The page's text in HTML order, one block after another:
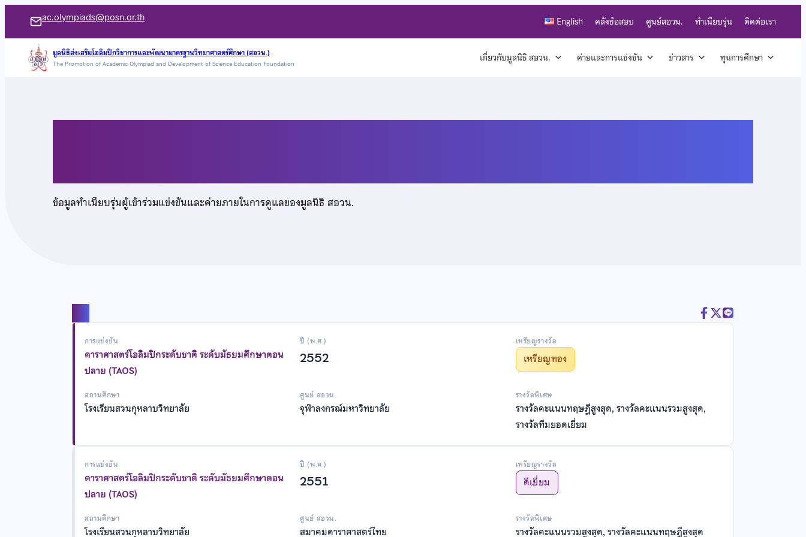
เนื้อหา
ac.olympiads@posn.or.th English คลังข้อสอบ ศูนย์สอวน. ทำเนียบรุ่น ติดต่อเรา
มูลนิธิส่งเสริมโอลิมปิกวิชาการและพัฒนามาตรฐานวิทยาศาสตร์ศึกษา (สอวน.)
The Promotion of Academic Olympiad and Development of Science Education Foundation เกี่ยวกับมูลนิธิ สอวน. ค่ายและการแข่งขัน ข่าวสาร ทุนการศึกษา
ข้อมูลทำเนียบรุ่นผู้เข้าร่วมแข่งขันและค่ายภายในการดูแลของมูลนิธิ สอวน.
การแข่งขัน
ดาราศาสตร์โอลิมปิกระดับชาติ ระดับมัธยมศึกษาตอน
ปลาย (TAOS)
ปี (พ.ศ.)
2552
เหรียญรางวัล
เหรียญทอง
สถานศึกษา
โรงเรียนสวนกุหลาบวิทยาลัย
ศูนย์ สอวน.
จุฬาลงกรณ์มหาวิทยาลัย
รางวัลพิเศษ
รางวัลคะแนนทฤษฎีสูงสุด, รางวัลคะแนนรวมสูงสุด,
รางวัลทีมยอดเยี่ยม
การแข่งขัน
ดาราศาสตร์โอลิมปิกระดับชาติ ระดับมัธยมศึกษาตอน
ปลาย (TAOS)
ปี (พ.ศ.)
2551
เหรียญรางวัล
ดีเยี่ยม
สถานศึกษา
โรงเรียนสวนกุหลาบวิทยาลัย
ศูนย์ สอวน.
สมาคมดาราศาสตร์ไทย
รางวัลพิเศษ
รางวัลคะแนนรวมสูงสุด, รางวัลคะแนนทฤษฎีสูงสุด